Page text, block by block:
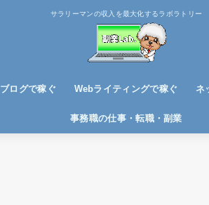
サラリーマンの収入を最大化するラボラトリー
ブログで稼ぐ
アフィリエイトで稼ぐ
Webライティングで稼ぐ ネ
事務職の仕事・転職・副業